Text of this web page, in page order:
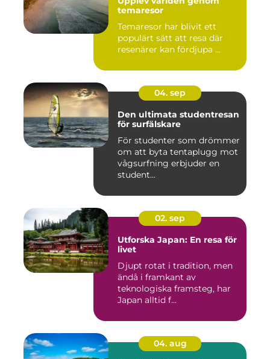
temaresor
Temaresor har blivit ett
populärt sätt att resa där
resenärer kan fördjupa ...
04. sep
Den ultimata studentresan
för surfälskare
För studenter som drömmer
om att byta tentaplugg mot
vågsurfning erbjuder en
student...
02. sep
Utforska Japan: En resa för
livet
Djupt rotat i tradition, men
ändå i framkant av
teknologiska framsteg, har
Japan alltid f...
04. aug